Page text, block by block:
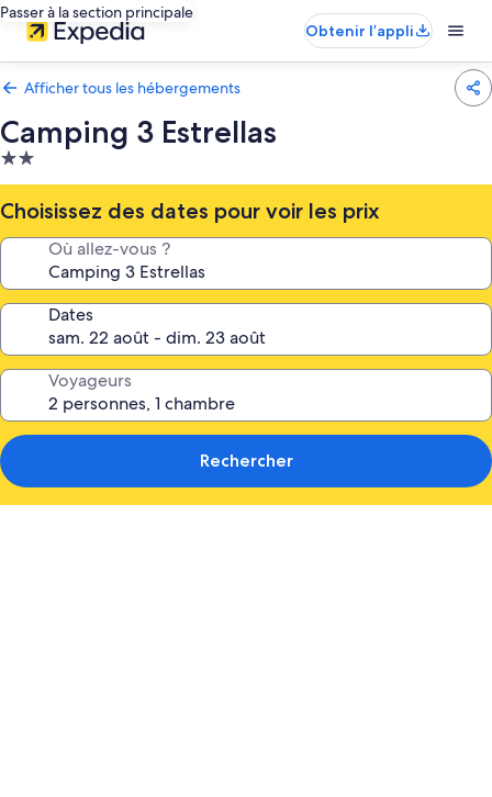
Passer à la section principale
Obtenir l’appli
Afficher tous les hébergements
Camping 3 Estrellas
Hébergement
2.0 étoiles
Choisissez des dates pour voir les prix
Où allez-vous ?
Dates
Voyageurs
Rechercher